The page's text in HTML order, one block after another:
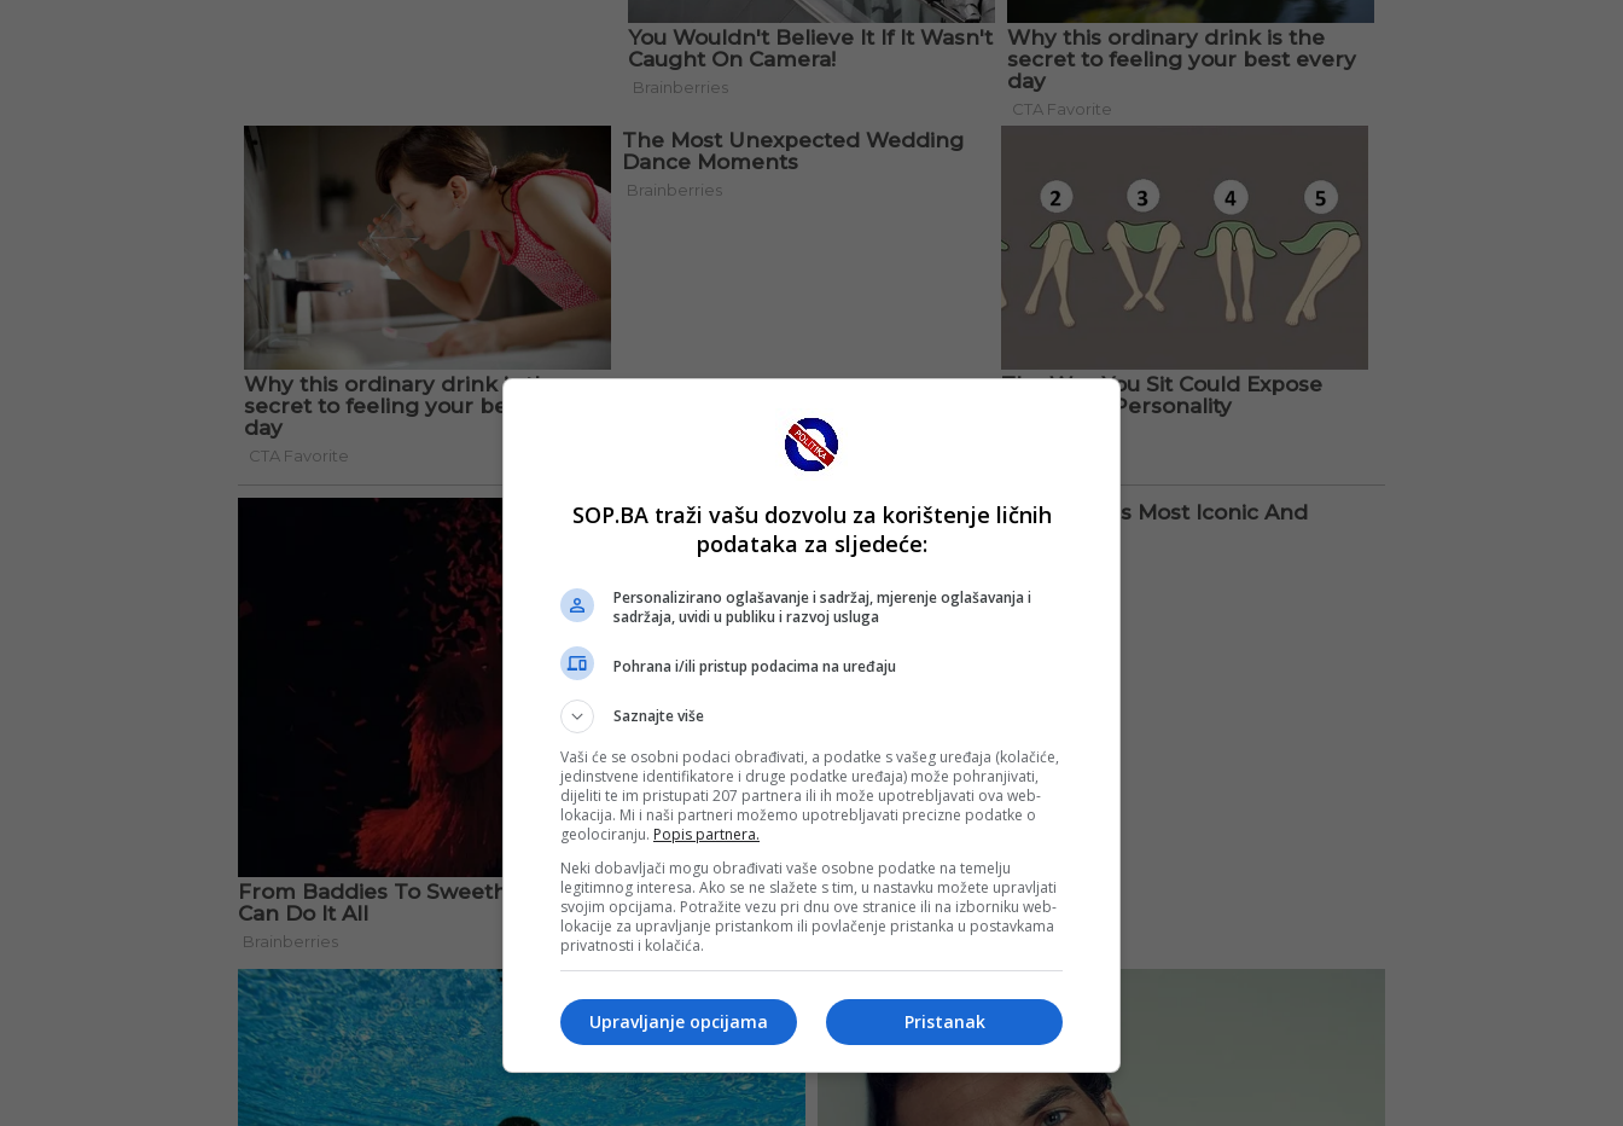
SOP.BA traži vašu dozvolu za korištenje ličnih
podataka za sljedeće:
Personalizirano oglašavanje i sadržaj, mjerenje oglašavanja i
sadržaja, uvidi u publiku i razvoj usluga
Pohrana i/ili pristup podacima na uređaju
Saznajte više
Vaši će se osobni podaci obrađivati, a podatke s vašeg uređaja (kolačiće,
jedinstvene identifikatore i druge podatke uređaja) može pohranjivati,
dijeliti te im pristupati 207 partnera ili ih može upotrebljavati ova web-
lokacija. Mi i naši partneri možemo upotrebljavati precizne podatke o
geolociranju. Popis partnera.
Neki dobavljači mogu obrađivati vaše osobne podatke na temelju
legitimnog interesa. Ako se ne slažete s tim, u nastavku možete upravljati
svojim opcijama. Potražite vezu pri dnu ove stranice ili na izborniku web-
lokacije za upravljanje pristankom ili povlačenje pristanka u postavkama
privatnosti i kolačića.
Pristanak
Upravljanje opcijama